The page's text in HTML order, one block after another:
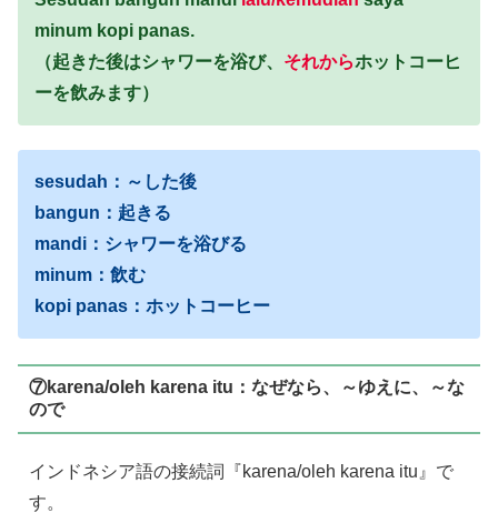
minum kopi panas.
（起きた後はシャワーを浴び、 それからホットコーヒ
ーを飲みます）
sesudah：～した後
bangun：起きる
mandi：シャワーを浴びる
minum：飲む
kopi panas：ホットコーヒー
⑦karena/oleh karena itu：なぜなら、～ゆえに、～な
ので
インドネシア語の接続詞『karena/oleh karena itu』で
す。